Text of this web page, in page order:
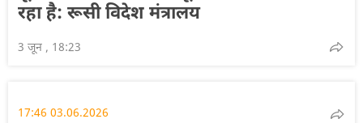
रहा है: रूसी विदेश मंत्रालय
3 जून , 18:23
17:46 03.06.2026